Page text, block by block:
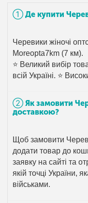
➀ Де купити
Черевики жіночі
Moreopta7km (7 км).
⭐ Великий вибір
всій Україні. ⭐
➁ Як замовити
доставкою?
Щоб замовити
додати товар до
заявку на сайті та
якій точці України,
військами.